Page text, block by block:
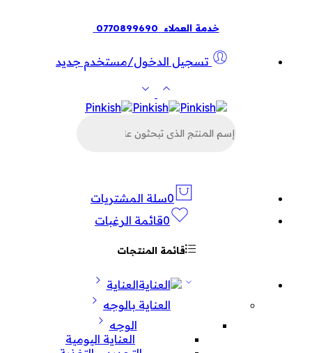
خدمة العملاء 0770899690
تسجيل الدخول/مستخدم جديد
عن
0سلة المشتريات
0قائمة الرغبات
قائمة المنتجات
العناية
العناية بالوجه
الوجه
العناية اليومية